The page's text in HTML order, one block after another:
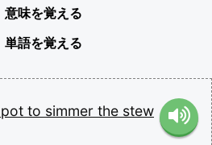
意味を覚える
単語を覚える
pot to simmer the stew